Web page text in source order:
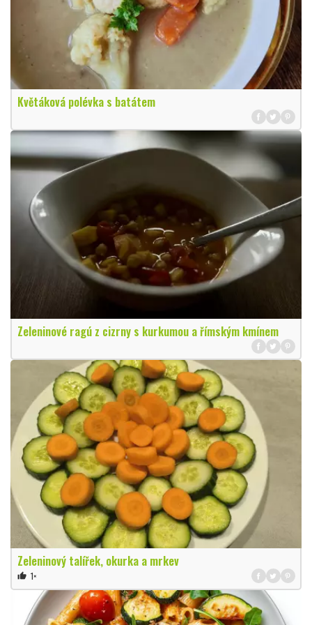
Květáková polévka s batátem
Zeleninové ragú z cizrny s kurkumou a římským kmínem
Zeleninový talířek, okurka a mrkev
thumb_up 1×